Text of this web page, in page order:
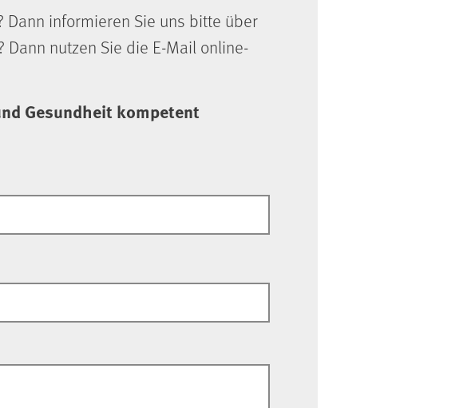
informieren Sie uns bitte über
nutzen Sie die E-Mail online-
Gesundheit kompetent